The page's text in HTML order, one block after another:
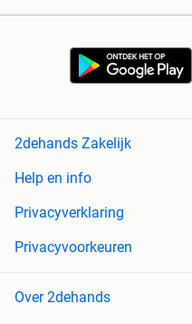
2dehands Zakelijk
Help en info
Privacyverklaring
Privacyvoorkeuren
Over 2dehands